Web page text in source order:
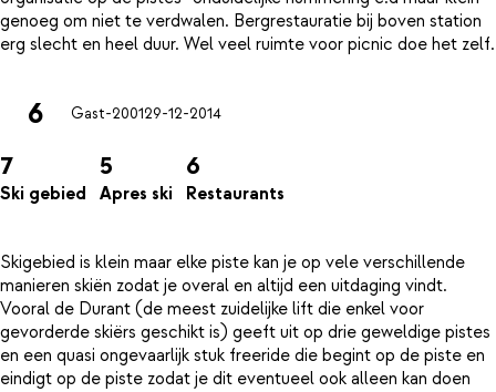
genoeg om niet te verdwalen. Bergrestauratie bij boven station
6 Gast-200129-12-2014
7
Ski gebied
5
Apres ski
6
Restaurants
Skigebied is klein maar elke piste kan je op vele verschillende
manieren skiën zodat je overal en altijd een uitdaging vindt.
Vooral de Durant (de meest zuidelijke lift die enkel voor
gevorderde skiërs geschikt is) geeft uit op drie geweldige pistes
en een quasi ongevaarlijk stuk freeride die begint op de piste en
eindigt op de piste zodat je dit eventueel ook alleen kan doen